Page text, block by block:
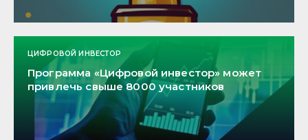
ЦИФРОВОЙ ИНВЕСТОР
Программа «Цифровой инвестор» может
привлечь свыше 8000 участников